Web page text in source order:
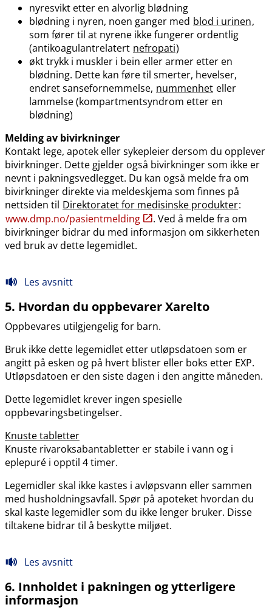
nyresvikt etter en alvorlig blødning
blødning i nyren, noen ganger med blod i urinen,
som fører til at nyrene ikke fungerer ordentlig
(antikoagulantrelatert nefropati)
økt trykk i muskler i bein eller armer etter en
blødning. Dette kan føre til smerter, hevelser,
endret sansefornemmelse, nummenhet eller
lammelse (kompartmentsyndrom etter en
blødning)
Melding av bivirkninger
Kontakt lege, apotek eller sykepleier dersom du opplever
bivirkninger. Dette gjelder også bivirkninger som ikke er
nevnt i pakningsvedlegget. Du kan også melde fra om
bivirkninger direkte via meldeskjema som finnes på
nettsiden til Direktoratet for medisinske produkter:
www.dmp.no​/​pasientmelding
. Ved å melde fra om
bivirkninger bidrar du med informasjon om sikkerheten
ved bruk av dette legemidlet.
Les avsnitt
5. Hvordan du oppbevarer Xarelto
Oppbevares utilgjengelig for barn.
Bruk ikke dette legemidlet etter utløpsdatoen som er
angitt på esken og på hvert blister eller boks etter EXP.
Utløpsdatoen er den siste dagen i den angitte måneden.
Dette legemidlet krever ingen spesielle
oppbevaringsbetingelser.
Knuste tabletter
Knuste rivaroksabantabletter er stabile i vann og i
eplepuré i opptil 4 timer.
Legemidler skal ikke kastes i avløpsvann eller sammen
med husholdningsavfall. Spør på apoteket hvordan du
skal kaste legemidler som du ikke lenger bruker. Disse
tiltakene bidrar til å beskytte miljøet.
Les avsnitt
6. Innholdet i pakningen og ytterligere
informasjon